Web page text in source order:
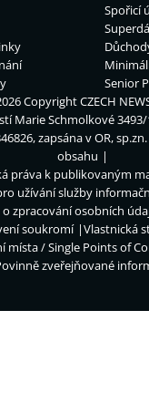
Spořicí
Senior
CopyrightCZECH
Marie Schmolkové 3493/
zapsána v OR,
obsahu
práva k publikovaným
užívání služby
zpracování osobních
soukromí
Vlastnická
místa / Single Points of
zveřejňované